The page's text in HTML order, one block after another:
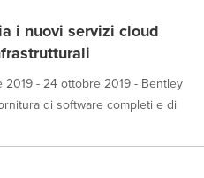
i nuovi servizi cloud
- 24 ottobre 2019 - Bentley
di software completi e di